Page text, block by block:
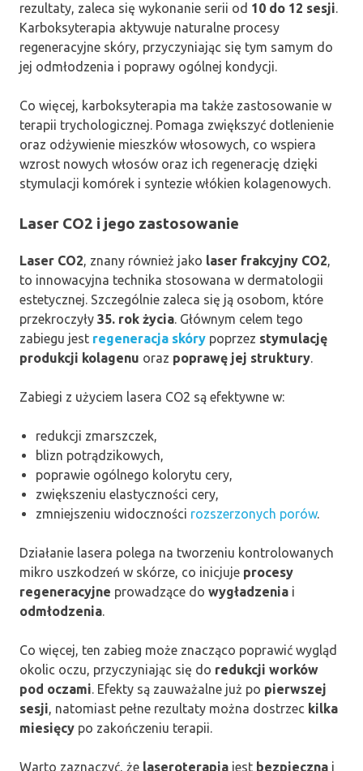
rezultaty, zaleca się wykonanie serii od 10 do 12 sesji.
Karboksyterapia aktywuje naturalne procesy
regeneracyjne skóry, przyczyniając się tym samym do
jej odmłodzenia i poprawy ogólnej kondycji.
Co więcej, karboksyterapia ma także zastosowanie w
terapii trychologicznej. Pomaga zwiększyć dotlenienie
oraz odżywienie mieszków włosowych, co wspiera
wzrost nowych włosów oraz ich regenerację dzięki
stymulacji komórek i syntezie włókien kolagenowych.
Laser CO2 i jego zastosowanie
Laser CO2 , znany również jako laser frakcyjny CO2
to innowacyjna technika stosowana w dermatologii
estetycznej. Szczególnie zaleca się ją osobom, które
przekroczyły 35. rok życia . Głównym celem tego
zabiegu jest regeneracja skóry poprzez stymulację
produkcji kolagenu oraz poprawę jej struktury
Zabiegi z użyciem lasera CO2 są efektywne w:
redukcji zmarszczek,
blizn potrądzikowych,
poprawie ogólnego kolorytu cery,
zwiększeniu elastyczności cery,
zmniejszeniu widoczności rozszerzonych porów.
Działanie lasera polega na tworzeniu kontrolowanych
mikro uszkodzeń w skórze, co inicjuje procesy
regeneracyjne prowadzące do wygładzenia i
odmłodzenia
Co więcej, ten zabieg może znacząco poprawić wygląd
okolic oczu, przyczyniając się do redukcji worków
pod oczami . Efekty są zauważalne już po pierwszej
sesji , natomiast pełne rezultaty można dostrzec kilka
miesięcy po zakończeniu terapii.
Warto zaznaczyć, że laseroterapia jest bezpieczna i